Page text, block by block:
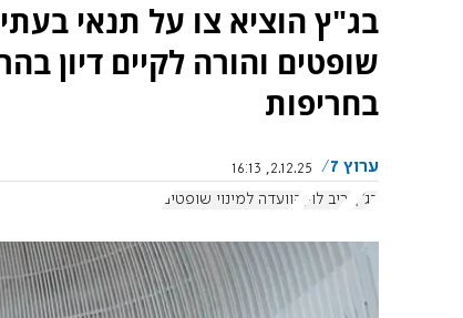
בג"ץ הוציא צו על תנאי
שופטים והורה לקיים דיון
בחריפות
ערוץ 7
2.12.25, 16:13
בג"ץ
יריב לוין הוועדה למינוי שופטים